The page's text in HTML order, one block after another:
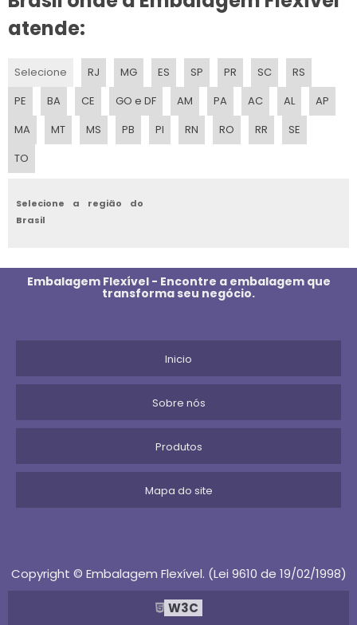
EMBALAGEM PARA RACAO
EMBALAGEM PARA MASSAS
EMBALAGEM PARA PICOLE
EMBALAGEM PARA LEITE PASTEURIZADO
EMBALAGEM PARA INDUSTRIA QUIMICA
EMBALAGEM PLASTICA RECUPERADA
EMBALAGEM A VACUO DOMESTICA
EMBALAGEM PARA HAMBURGUER
atende:
Selecione RJ MG ES SP PR SC
RS
PE
BA CE GO e DF AM PA AC AL
AP
MA
MT MS PB PI RN RO RR
SE
TO
Selecione a região do
Brasil
Embalagem Flexível - Encontre a embalagem que
transforma seu negócio.
Inicio
Sobre nós
Produtos
Mapa do site
Copyright © Embalagem Flexível. (Lei 9610 de 19/02/1998)
W3C